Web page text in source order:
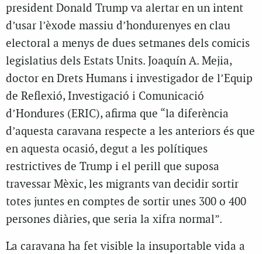
president Donald Trump va alertar en un intent
d’usar l’èxode massiu d’hondurenyes en clau
electoral a menys de dues setmanes dels comicis
legislatius dels Estats Units. Joaquín A. Mejia,
doctor en Drets Humans i investigador de l’Equip
de Reflexió, Investigació i Comunicació
d’Hondures (ERIC), afirma que “la diferència
d’aquesta caravana respecte a les anteriors és que
en aquesta ocasió, degut a les polítiques
restrictives de Trump i el perill que suposa
travessar Mèxic, les migrants van decidir sortir
totes juntes en comptes de sortir unes 300 o 400
persones diàries, que seria la xifra normal”.
La caravana ha fet visible la insuportable vida a